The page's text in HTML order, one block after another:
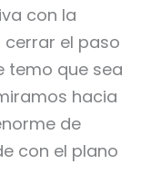
con la
cerrar el paso
temo que sea
hacia
de
con el plano